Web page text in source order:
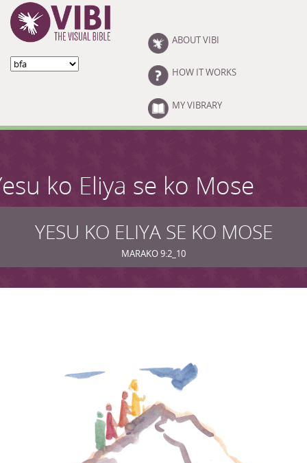
Skip to main content
ABOUT VIBI
HOW IT WORKS
MY VIBRARY
ko Eliya se ko Mose
YESU KO ELIYA SE KO MOSE
MARAKO 9:2_10